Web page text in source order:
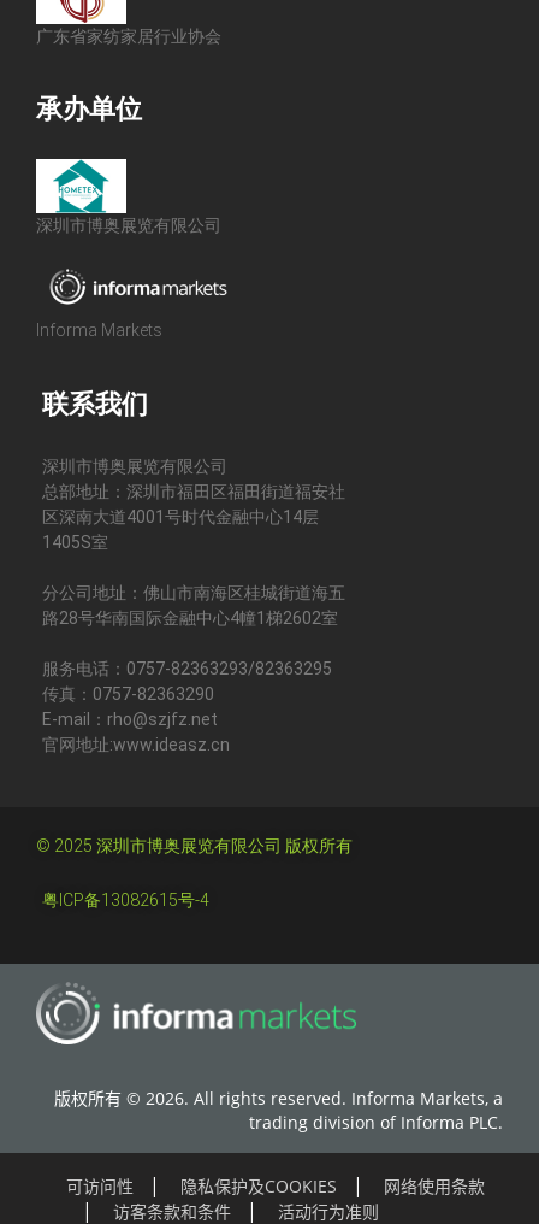
广东省家纺家居行业协会
承办单位
深圳市博奥展览有限公司
Informa Markets
联系我们
深圳市博奥展览有限公司
总部地址：深圳市福田区福田街道福安社
区深南大道4001号时代金融中心14层
1405S室
分公司地址：佛山市南海区桂城街道海五
路28号华南国际金融中心4幢1梯2602室
服务电话：0757-82363293/82363295
传真：0757-82363290
E-mail：rho@szjfz.net
官网地址:www.ideasz.cn
© 2025 深圳市博奥展览有限公司 版权所有
粤ICP备13082615号-4
版权所有 © 2026. All rights reserved. Informa Markets, a
trading division of Informa PLC.
可访问性 隐私保护及COOKIES
网络使用条款
访客条款和条件
活动行为准则